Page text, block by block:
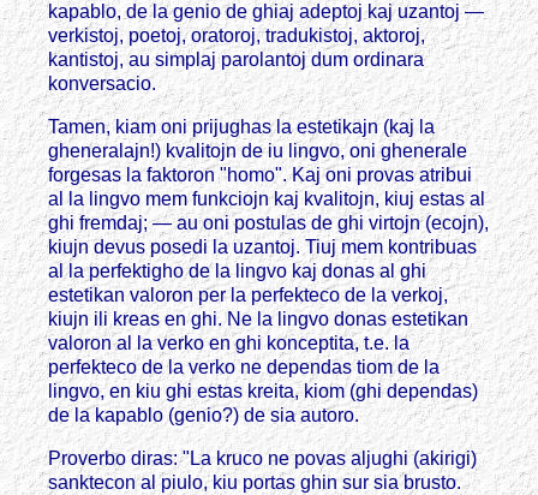
kapablo, de la genio de ghiaj adeptoj kaj uzantoj —
verkistoj, poetoj, oratoroj, tradukistoj, aktoroj,
kantistoj, au simplaj parolantoj dum ordinara
konversacio.
Tamen, kiam oni prijughas la estetikajn (kaj la
gheneralajn!) kvalitojn de iu lingvo, oni ghenerale
forgesas la faktoron "homo". Kaj oni provas atribui
al la lingvo mem funkciojn kaj kvalitojn, kiuj estas al
ghi fremdaj; — au oni postulas de ghi virtojn (ecojn),
kiujn devus posedi la uzantoj. Tiuj mem kontribuas
al la perfektigho de la lingvo kaj donas al ghi
estetikan valoron per la perfekteco de la verkoj,
kiujn ili kreas en ghi. Ne la lingvo donas estetikan
valoron al la verko en ghi konceptita, t.e. la
perfekteco de la verko ne dependas tiom de la
lingvo, en kiu ghi estas kreita, kiom (ghi dependas)
de la kapablo (genio?) de sia autoro.
Proverbo diras: "La kruco ne povas aljughi (akirigi)
sanktecon al piulo, kiu portas ghin sur sia brusto.